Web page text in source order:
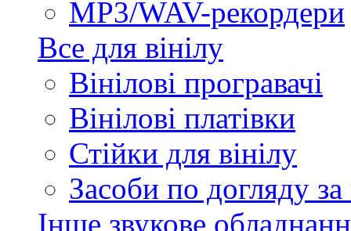
MP3/WAV-рекордери
Все для вінілу
Вінілові програвачі
Вінілові платівки
Стійки для вінілу
Засоби по догляду за
Інше звукове